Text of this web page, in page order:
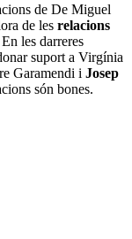
de De Miguel
de les relacions
les darreres
suport a Virgínia
Garamendi i Josep
són bones.